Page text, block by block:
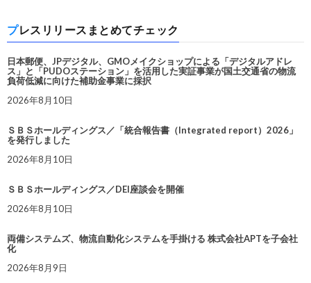
プレスリリースまとめてチェック
日本郵便、JPデジタル、GMOメイクショップによる「デジタルアドレ
ス」と「PUDOステーション」を活用した実証事業が国土交通省の物流
負荷低減に向けた補助金事業に採択
2026年8月10日
ＳＢＳホールディングス／「統合報告書（Integrated report）2026」
を発行しました
2026年8月10日
ＳＢＳホールディングス／DEI座談会を開催
2026年8月10日
両備システムズ、物流自動化システムを手掛ける 株式会社APTを子会社
化
2026年8月9日